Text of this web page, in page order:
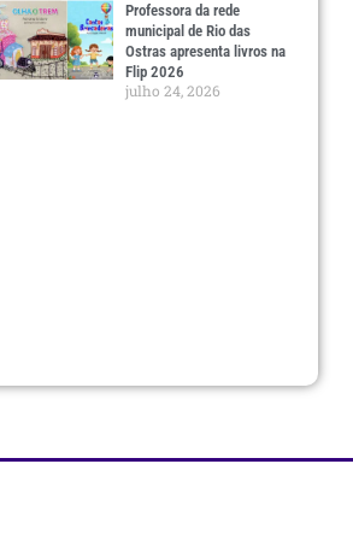
Professora da rede
municipal de Rio das
Ostras apresenta livros na
Flip 2026
julho 24, 2026